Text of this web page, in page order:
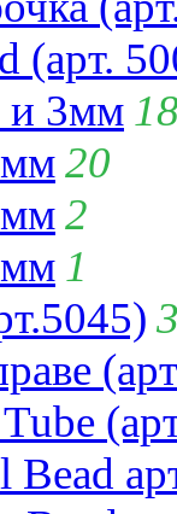
(арт.
и 3мм
20
2
1